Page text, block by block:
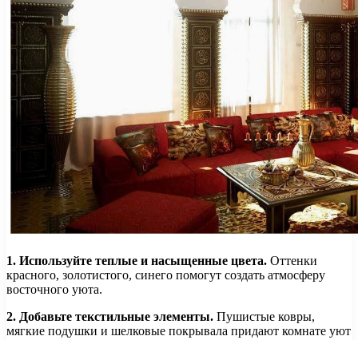
1. Используйте теплые и насыщенные цвета. Оттенки
красного, золотистого, синего помогут создать атмосферу
восточного уюта.
2. Добавьте текстильные элементы. Пушистые ковры,
мягкие подушки и шелковые покрывала придают комнате уют